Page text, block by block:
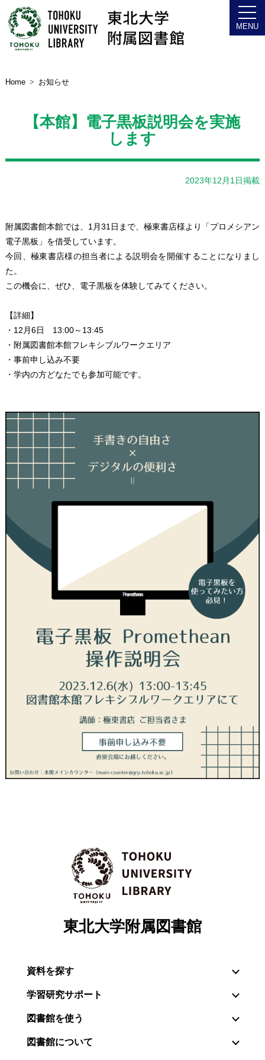
Home お知らせ
【本館】電子黒板説明会を実施
します
2023年12月1日掲載
附属図書館本館では、1月31日まで、極東書店様より「プロメシアン
電子黒板」を借受しています。
今回、極東書店様の担当者による説明会を開催することになりまし
た。
この機会に、ぜひ、電子黒板を体験してみてください。
【詳細】
・12月6日 13:00～13:45
・附属図書館本館フレキシブルワークエリア
・事前申し込み不要
・学内の方どなたでも参加可能です。
東北大学附属図書館
資料を探す
学習研究サポート
図書館を使う
図書館について